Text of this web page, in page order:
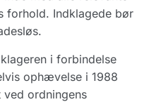
forhold. Indklagede bør
i forbindelse
ophævelse i 1988
ordningens